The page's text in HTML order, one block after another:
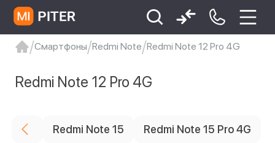
Xiaomi 9 про
xiaomi redmi 12c
Смартфоны Redmi Note Redmi Note 12 Pro 4G
Redmi Note 12 Pro 4G
Redmi Note 15 Redmi Note 15 Pro 4G
Цена
Количество SIM-карт